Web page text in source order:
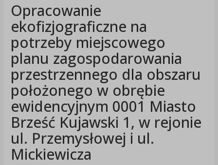
Opracowanie
ekofizjograficzne na
potrzeby miejscowego
planu zagospodarowania
przestrzennego dla obszaru
położonego w obrębie
ewidencyjnym 0001 Miasto
Brześć Kujawski 1, w rejonie
ul. Przemysłowej i ul.
Mickiewicza